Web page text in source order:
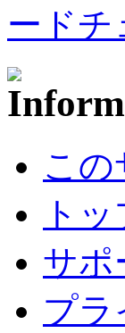
ードチ
この
ト
サポ
プラ